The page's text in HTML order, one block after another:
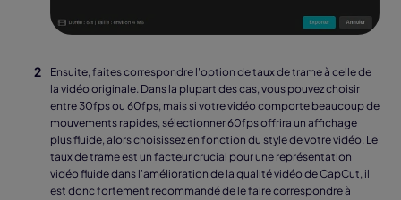
Ensuite, faites correspondre l'option de taux de trame à celle de
la vidéo originale. Dans la plupart des cas, vous pouvez choisir
entre 30fps ou 60fps, mais si votre vidéo comporte beaucoup de
mouvements rapides, sélectionner 60fps offrira un affichage
plus fluide, alors choisissez en fonction du style de votre vidéo. Le
taux de trame est un facteur crucial pour une représentation
vidéo fluide dans l'amélioration de la qualité vidéo de CapCut, il
est donc fortement recommandé de le faire correspondre à